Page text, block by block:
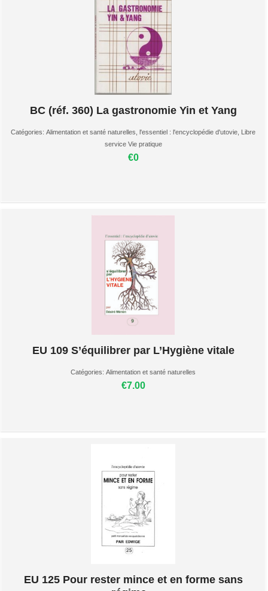
BC (réf. 360) La gastronomie Yin et Yang
Catégories: Alimentation et santé naturelles l'essentiel : l'encyclopédie d'utovie Libre
service Vie pratique
€0
EU 109 S’équilibrer par L’Hygiène vitale
Catégories: Alimentation et santé naturelles
€7.00
EU 125 Pour rester mince et en forme sans